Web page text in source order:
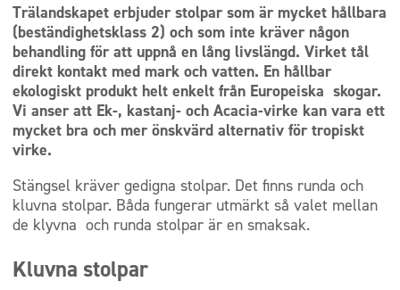
Trälandskapet erbjuder stolpar som är mycket hållbara
(beständighetsklass 2) och som inte kräver någon
behandling för att uppnå en lång livslängd. Virket tål
direkt kontakt med mark och vatten. En hållbar
ekologiskt produkt helt enkelt från Europeiska skogar.
Vi anser att Ek-, kastanj- och Acacia-virke kan vara ett
mycket bra och mer önskvärd alternativ för tropiskt
virke.
Stängsel kräver gedigna stolpar. Det finns runda och
kluvna stolpar. Båda fungerar utmärkt så valet mellan
de klyvna och runda stolpar är en smaksak.
Kluvna stolpar